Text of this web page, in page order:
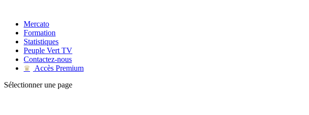
Mercato
Formation
Statistiques
Peuple Vert TV
Contactez-nous
♛
Accès Premium
Sélectionner une page